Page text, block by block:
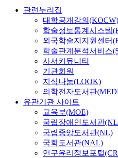
관련누리집
대학공개강의(KOCW)
학술정보통계시스템
외국학술지지원센터
학술관계분석서비스
사서커뮤니티
기관회원
지식나눔(LOOK)
의학전자도서관
유관기관 사이트
교육부(MOE)
국립장애인도서관
국립중앙도서관(NL)
국회도서관(NAL)
연구윤리정보포털